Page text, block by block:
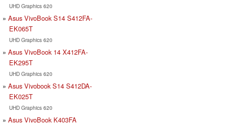
UHD Graphics 620
Asus VivoBook S14 S412FA-
EK065T
UHD Graphics 620
Asus VivoBook 14 X412FA-
EK295T
UHD Graphics 620
Asus Vivobook S14 S412DA-
EK025T
UHD Graphics 620
Asus VivoBook K403FA